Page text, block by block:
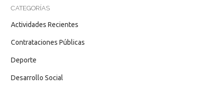
CATEGORÍAS
Actividades Recientes
Contrataciones Públicas
Deporte
Desarrollo Social